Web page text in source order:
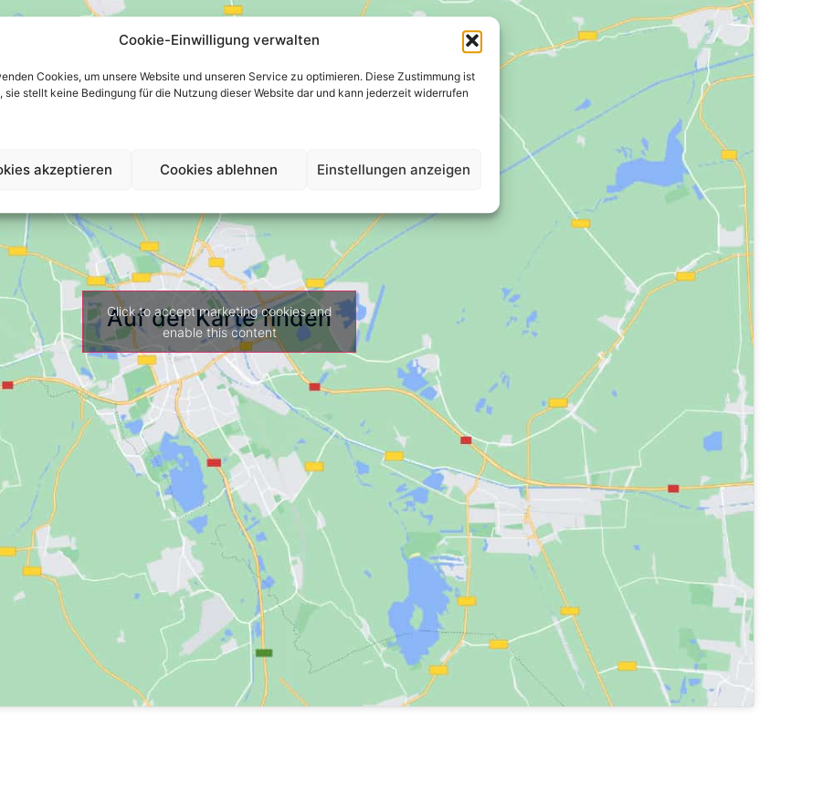
Cookie-Einwilligung verwalten
Cookies, um unsere Website und unseren Service zu optimieren. Diese Zustimmung ist
sie stellt keine Bedingung für die Nutzung dieser Website dar und kann jederzeit widerrufen
akzeptieren Cookies ablehnen Einstellungen anzeigen
Auf der Karte finden
Click to accept marketing cookies and
enable this content